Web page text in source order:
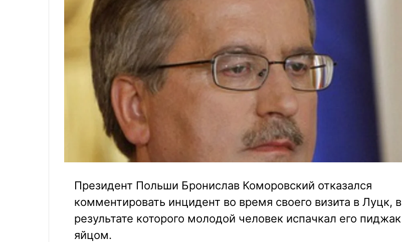
Президент Польши Бронислав Коморовский отказался
комментировать инцидент во время своего визита в Луцк, в
результате которого молодой человек испачкал его пиджак
яйцом.